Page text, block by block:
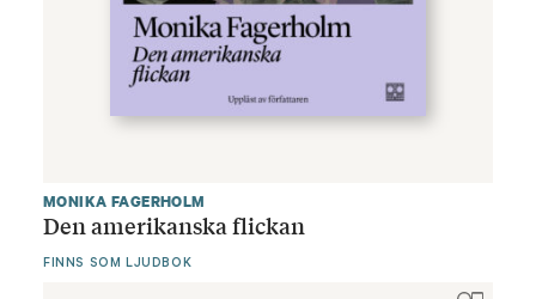
MONIKA FAGERHOLM
Den amerikanska flickan
FINNS SOM LJUDBOK